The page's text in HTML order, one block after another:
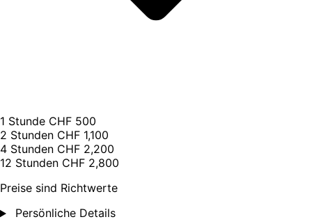
1 Stunde CHF 500
2 Stunden CHF 1,100
4 Stunden CHF 2,200
12 Stunden CHF 2,800
Preise sind Richtwerte
Persönliche Details